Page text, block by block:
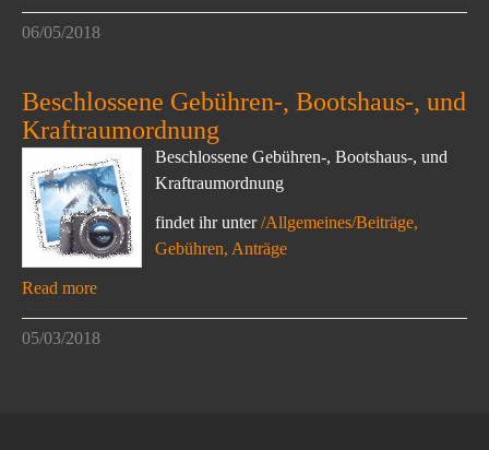
06/05/2018
Beschlossene Gebühren-, Bootshaus-, und
Kraftraumordnung
Beschlossene Gebühren-, Bootshaus-, und
Kraftraumordnung
findet ihr unter/Allgemeines/Beiträge,
Gebühren, Anträge
Read more
05/03/2018